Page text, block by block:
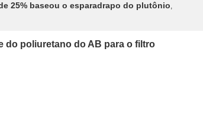
25% baseou o esparadrapo do plutônio,
do poliuretano do AB para o filtro